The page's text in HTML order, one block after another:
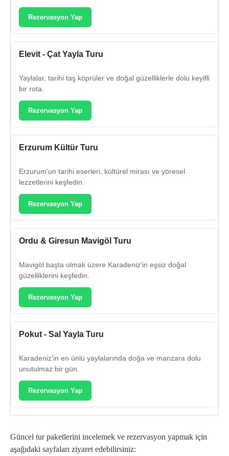
Rezervasyon Yap
Elevit - Çat Yayla Turu
Yaylalar, tarihi taş köprüler ve doğal güzelliklerle dolu keyifli
bir rota.
Rezervasyon Yap
Erzurum Kültür Turu
Erzurum'un tarihi eserleri, kültürel mirası ve yöresel
lezzetlerini keşfedin.
Rezervasyon Yap
Ordu & Giresun Mavigöl Turu
Mavigöl başta olmak üzere Karadeniz'in eşsiz doğal
güzelliklerini keşfedin.
Rezervasyon Yap
Pokut - Sal Yayla Turu
Karadeniz'in en ünlü yaylalarında doğa ve manzara dolu
unutulmaz bir gün.
Rezervasyon Yap
Güncel tur paketlerini incelemek ve rezervasyon yapmak için
aşağıdaki sayfaları ziyaret edebilirsiniz: